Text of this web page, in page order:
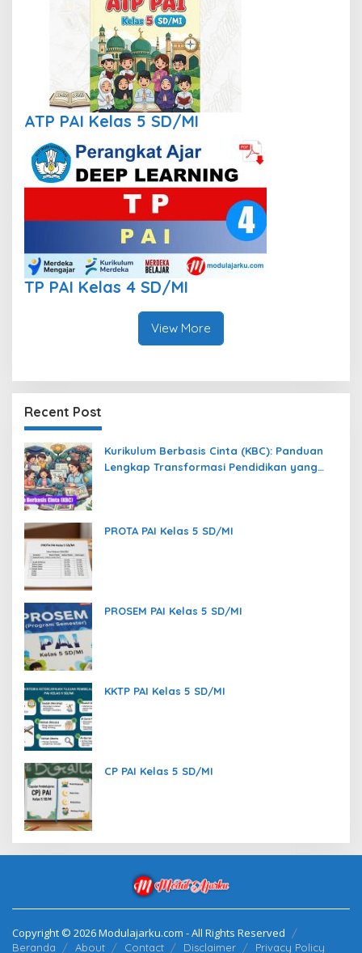
ATP PAI Kelas 5 SD/MI
TP PAI Kelas 4 SD/MI
View More
Recent Post
Kurikulum Berbasis Cinta (KBC): Panduan
Lengkap Transformasi Pendidikan yang
PROTA PAI Kelas 5 SD/MI
PROSEM PAI Kelas 5 SD/MI
KKTP PAI Kelas 5 SD/MI
CP PAI Kelas 5 SD/MI
Copyright © 2026 Modulajarku.com - All Rights Reserved
Beranda About Contact Disclaimer Privacy Policy